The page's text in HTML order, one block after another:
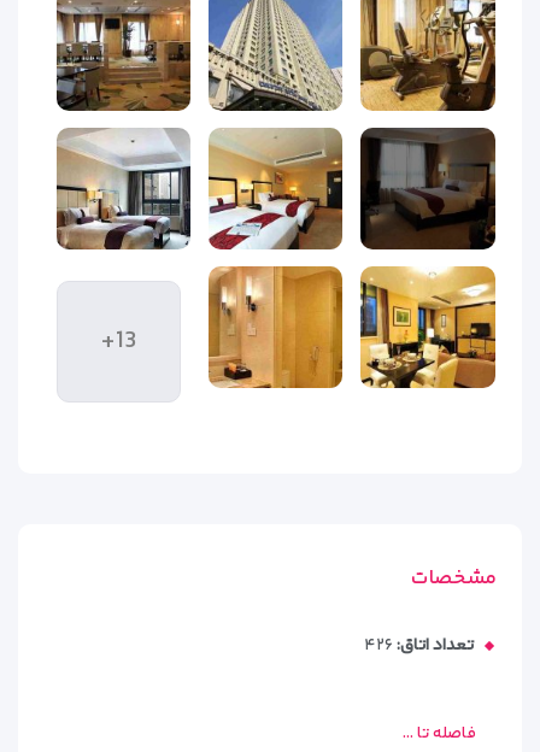
مهمانان می توانند از خدمات وای فای رایگان 24 ساعته در محوطه
عمومی و همچنین خدمات پارکینگ رایگان بهره مند شوند. بوفه
رستوران هتل لی گاردنز شانگهای دارای غذاهای آسیایی و بین
المللی است که انواع غذاها را برای مهمانان به ارمغان می آورد.در
سالن لابی، میهمانان می توانند قهوه یا کوکتل و مجموعه گسترده
ای از نوشیدنی های سرد و گرم را نوش جان کنند.این هتل دارای
سالن کنفرانس با تمام وسایل مورد نیازبرای برگزاری جلسات مختلف
می باشد.این مرکز تفریحی دارای یک سالن بدنسازی مجهز و
پیشرفته است تا پس از مشغله کاری یک روزه، مهمانان بتوانند
استراحت کنند و خود را شاداب کنند.
+13
مشخصات
تعداد اتاق:۴۲۶
فاصله تا ...